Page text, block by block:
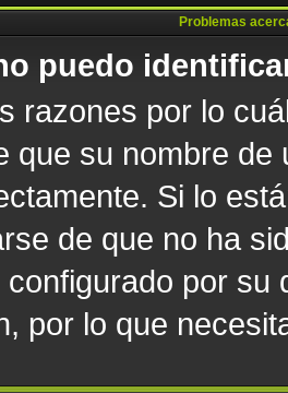
Problemas
puedo
razones por lo
que su nombre
Si lo
de que no ha
por su
por lo que